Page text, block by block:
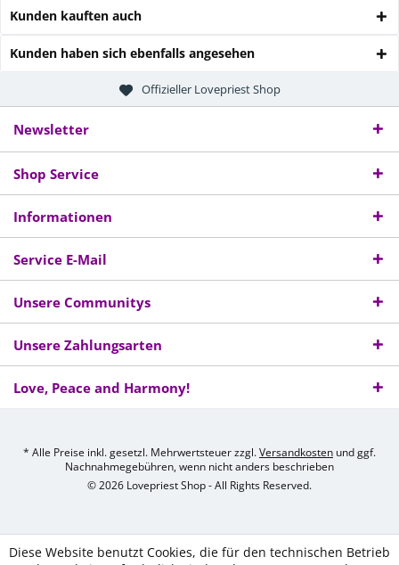
Kunden kauften auch
Kunden haben sich ebenfalls angesehen
Offizieller Lovepriest Shop
Newsletter
Shop Service
Informationen
Service E-Mail
Unsere Communitys
Unsere Zahlungsarten
Love, Peace and Harmony!
* Alle Preise inkl. gesetzl. Mehrwertsteuer zzgl.Versandkosten und ggf.
Nachnahmegebühren, wenn nicht anders beschrieben
© 2026 Lovepriest Shop - All Rights Reserved.
Diese Website benutzt Cookies, die für den technischen Betrieb